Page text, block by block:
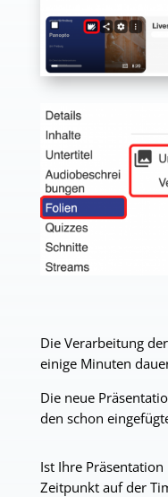
Die Verarbeitung
einige Minuten
Die neue
den schon
Ist Ihre
Zeitpunkt auf der